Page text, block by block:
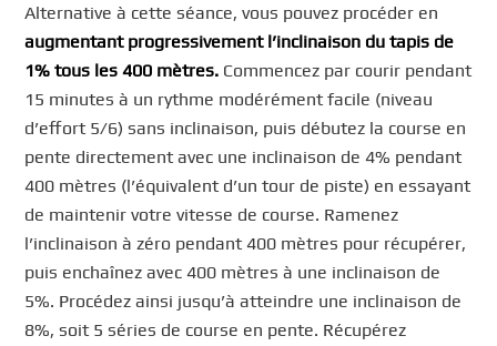
Alternative à cette séance, vous pouvez procéder en
augmentant progressivement l’inclinaison du tapis de
1% tous les 400 mètres. Commencez par courir pendant
15 minutes à un rythme modérément facile (niveau
d’effort 5/6) sans inclinaison, puis débutez la course en
pente directement avec une inclinaison de 4% pendant
400 mètres (l’équivalent d’un tour de piste) en essayant
de maintenir votre vitesse de course. Ramenez
l’inclinaison à zéro pendant 400 mètres pour récupérer,
puis enchaînez avec 400 mètres à une inclinaison de
5%. Procédez ainsi jusqu’à atteindre une inclinaison de
8%, soit 5 séries de course en pente. Récupérez